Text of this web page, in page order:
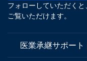
フォローしていただく
ご覧いただけます。
医業承継サポート